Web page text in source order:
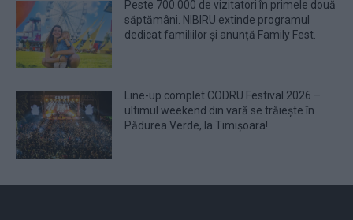
Peste 700.000 de vizitatori în primele două
săptămâni. NIBIRU extinde programul
dedicat familiilor și anunță Family Fest.
Line-up complet CODRU Festival 2026 –
ultimul weekend din vară se trăiește în
Pădurea Verde, la Timișoara!